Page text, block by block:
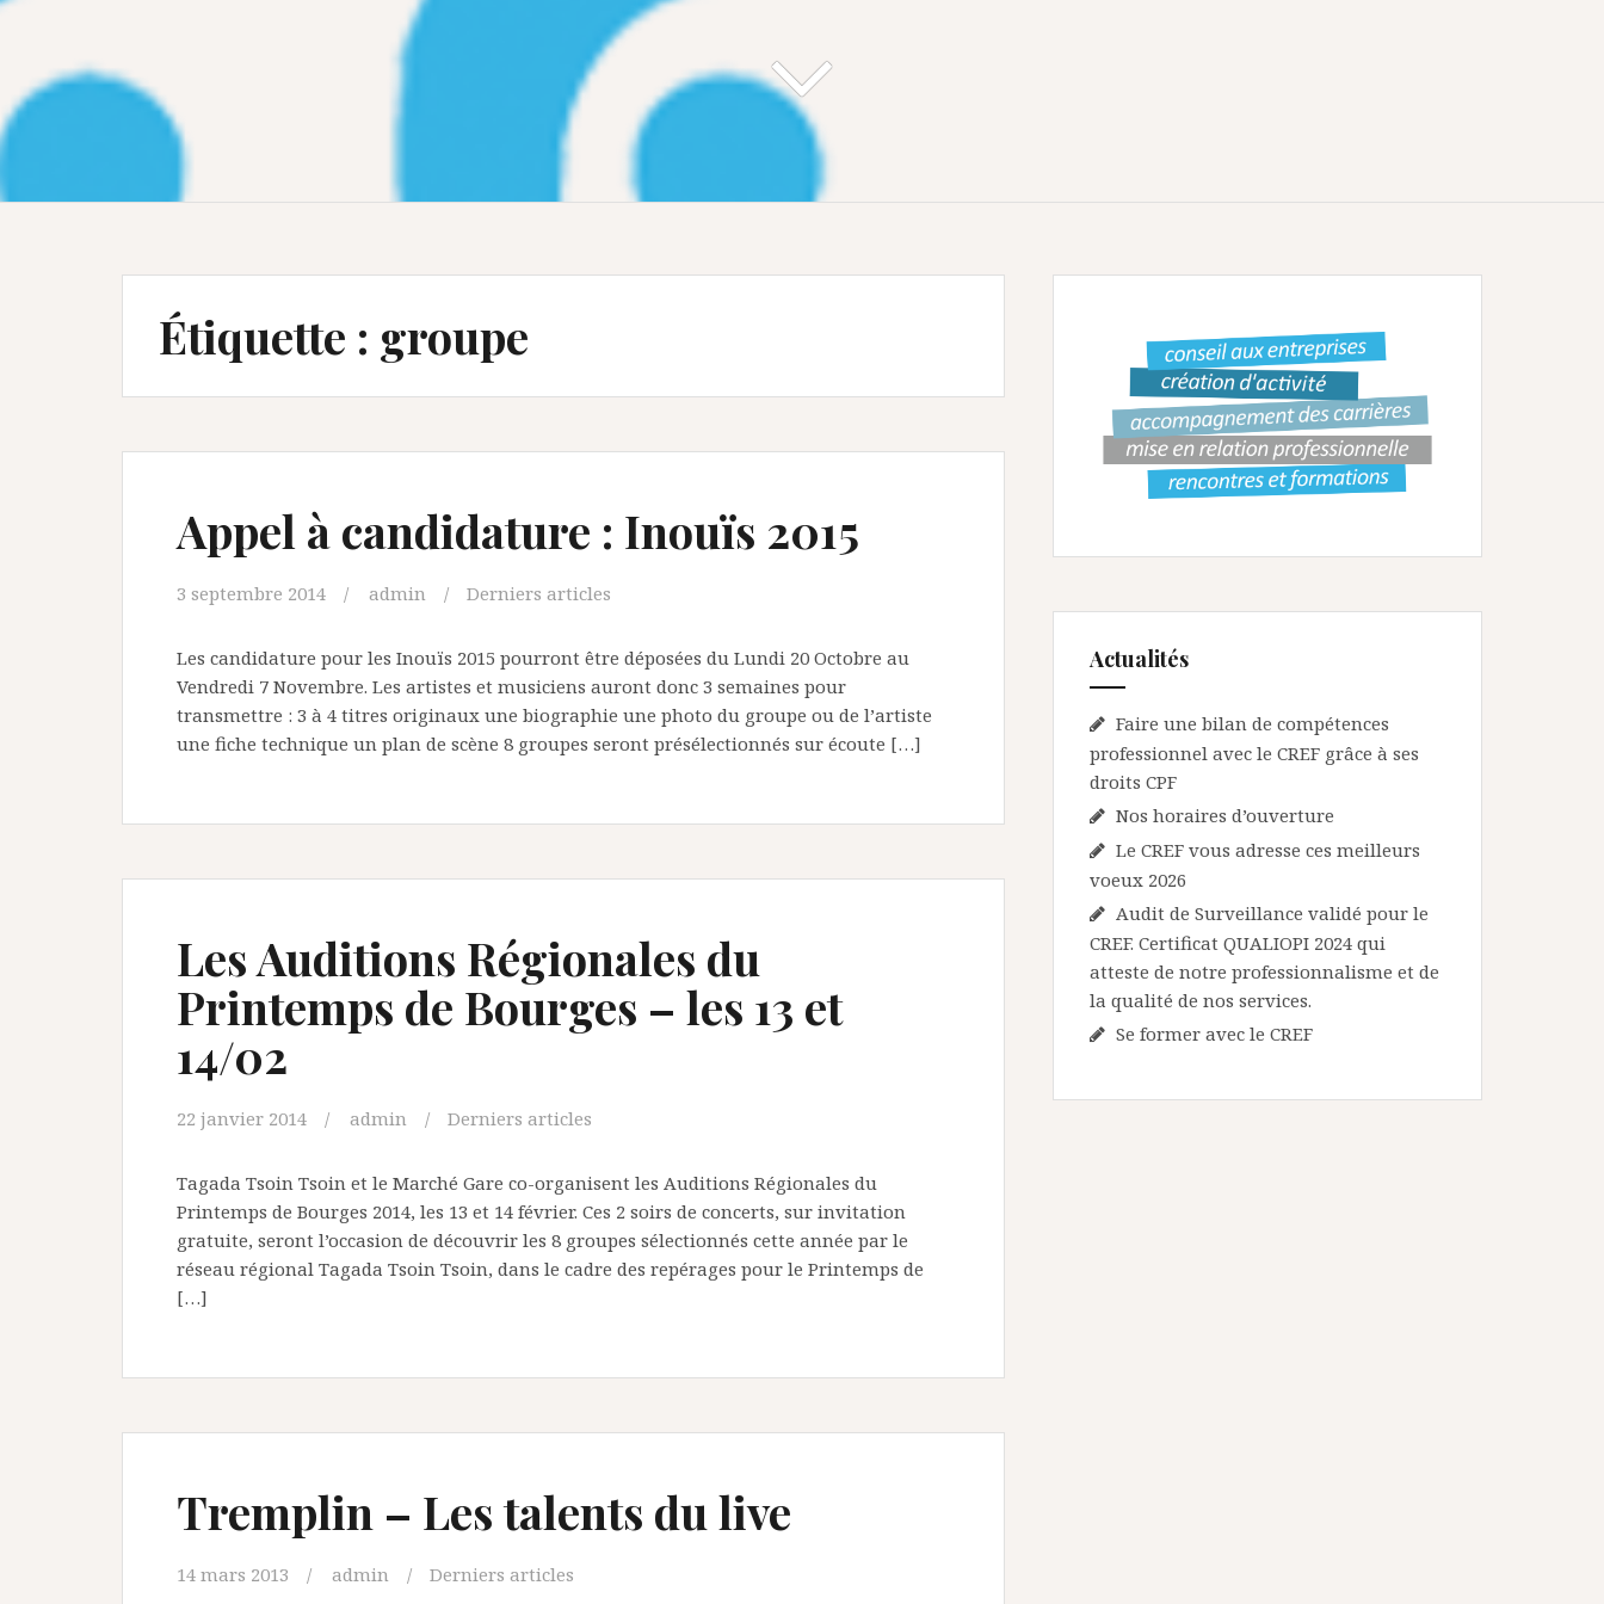
Étiquette : groupe
Appel à candidature : Inouïs 2015
3 septembre 2014 admin Derniers articles
Les candidature pour les Inouïs 2015 pourront être déposées du Lundi 20 Octobre au
Vendredi 7 Novembre. Les artistes et musiciens auront donc 3 semaines pour
transmettre : 3 à 4 titres originaux une biographie une photo du groupe ou de l’artiste
une fiche technique un plan de scène 8 groupes seront présélectionnés sur écoute […]
Les Auditions Régionales du
Printemps de Bourges – les 13 et
14/02
22 janvier 2014 admin Derniers articles
Tagada Tsoin Tsoin et le Marché Gare co-organisent les Auditions Régionales du
Printemps de Bourges 2014, les 13 et 14 février. Ces 2 soirs de concerts, sur invitation
gratuite, seront l’occasion de découvrir les 8 groupes sélectionnés cette année par le
réseau régional Tagada Tsoin Tsoin, dans le cadre des repérages pour le Printemps de
[…]
Tremplin – Les talents du live
14 mars 2013 admin Derniers articles
Actualités
Faire une bilan de compétences
professionnel avec le CREF grâce à ses
droits CPF
Nos horaires d’ouverture
Le CREF vous adresse ces meilleurs
voeux 2026
Audit de Surveillance validé pour le
CREF. Certificat QUALIOPI 2024 qui
atteste de notre professionnalisme et de
la qualité de nos services.
Se former avec le CREF